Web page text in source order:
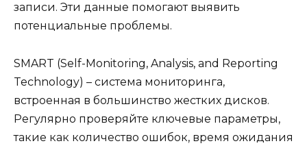
записи. Эти данные помогают выявить
потенциальные проблемы.
SMART (Self-Monitoring, Analysis, and Reporting
Technology) – система мониторинга,
встроенная в большинство жестких дисков.
Регулярно проверяйте ключевые параметры,
такие как количество ошибок, время ожидания